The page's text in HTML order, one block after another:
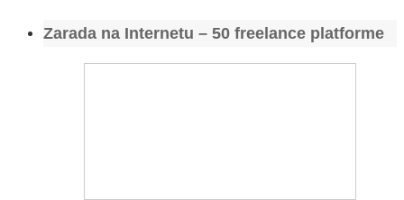
Zarada na Internetu – 50 freelance platforme